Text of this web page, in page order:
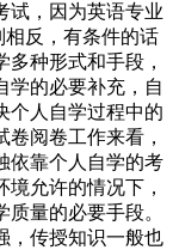
试，因为英语专业
相反，有条件的话
种形式和手段，
学的必要补充，自
个人自学过程中的
阅卷工作来看，
依靠个人自学的考
允许的情况下，
量的必要手段。
，传授知识一般也